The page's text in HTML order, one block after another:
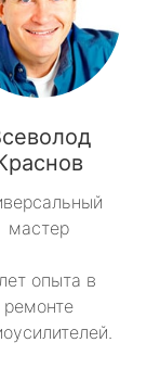
мастер
опыта в
ремонте